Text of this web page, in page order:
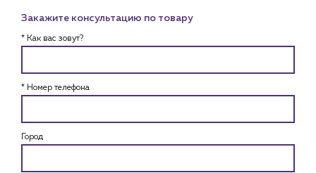
Закажите консультацию по товару
* Как вас зовут?
* Номер телефона
Город